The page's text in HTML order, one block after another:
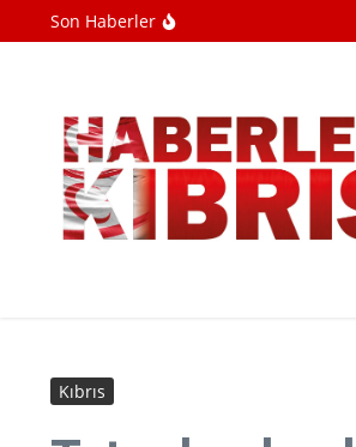
İçeriğe atlaSon Haberler
Kıbrıs